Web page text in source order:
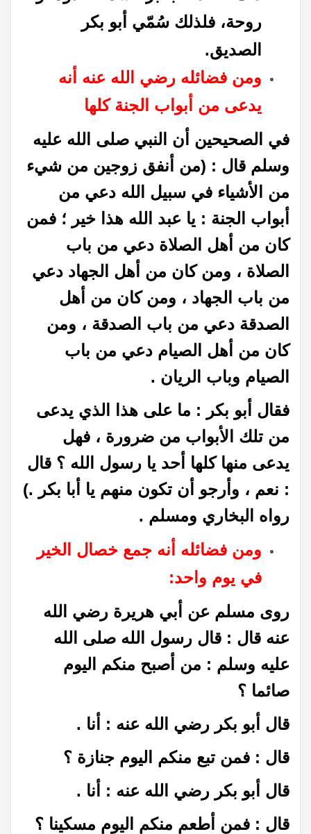
روحة، فلذلك سُمّي أبو بكر
الصديق.
ومن فضائله رضي الله عنه أنه
يدعى من أبواب الجنة كلها
في الصحيحين أن النبي صلى الله عليه
وسلم قال : (من أنفق زوجين من شيء
من الأشياء في سبيل الله دعي من
أبواب الجنة : يا عبد الله هذا خير ؛ فمن
كان من أهل الصلاة دعي من باب
الصلاة ، ومن كان من أهل الجهاد دعي
من باب الجهاد ، ومن كان من أهل
الصدقة دعي من باب الصدقة ، ومن
كان من أهل الصيام دعي من باب
الصيام وباب الريان .
فقال أبو بكر : ما على هذا الذي يدعى
من تلك الأبواب من ضرورة ، فهل
يدعى منها كلها أحد يا رسول الله ؟ قال
: نعم ، وأرجو أن تكون منهم يا أبا بكر .)
رواه البخاري ومسلم .
ومن فضائله أنه جمع خصال الخير
في يوم واحد:
روى مسلم عن أبي هريرة رضي الله
عنه قال : قال رسول الله صلى الله
عليه وسلم : من أصبح منكم اليوم
صائما ؟
قال أبو بكر رضي الله عنه : أنا .
قال : فمن تبع منكم اليوم جنازة ؟
قال أبو بكر رضي الله عنه : أنا .
قال : فمن أطعم منكم اليوم مسكينا ؟